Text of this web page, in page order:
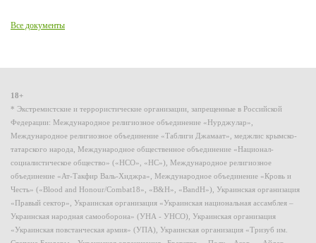
Все документы
18+
* Экстремистские и террористические организации, запрещенные в Российской
Федерации: Международное религиозное объединение «Нурджулар»,
Международное религиозное объединение «Таблиги Джамаат», меджлис крымско-
татарского народа, Международное общественное объединение «Национал-
социалистическое общество» («НСО», «НС»), Международное религиозное
объединение «Ат-Такфир Валь-Хиджра», Международное объединение «Кровь и
Честь» («Blood and Honour/Combat18», «B&H», «BandH»), Украинская организация
«Правый сектор», Украинская организация «Украинская национальная ассамблея –
Украинская народная самооборона» (УНА - УНСО), Украинская организация
«Украинская повстанческая армия» (УПА), Украинская организация «Тризуб им.